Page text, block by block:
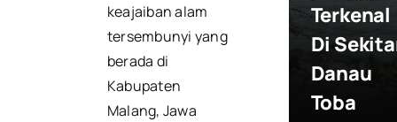
keajaiban alam
tersembunyi yang
berada di
Kabupaten
Malang, Jawa
Terkenal
Di
Danau
Toba